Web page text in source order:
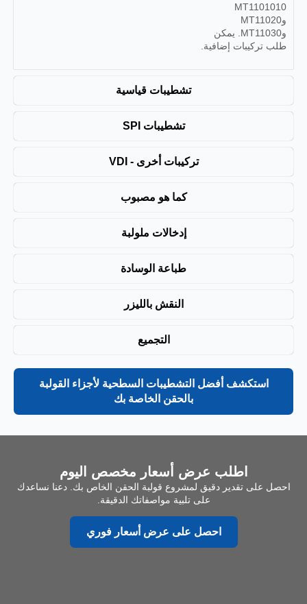
تشطيبات قياسية
تشطيبات SPI
تركيبات أخرى - VDI
كما هو مصبوب
إدخالات ملولبة
طباعة الوسادة
النقش بالليزر
التجميع
MT1101010
وMT11020
وMT11030. يمكن
طلب تركيبات إضافية.
استكشف أفضل التشطيبات السطحية لأجزاء القولبة
بالحقن الخاصة بك
اطلب عرض أسعار مخصص اليوم
احصل على تقدير دقيق لمشروع قولبة الحقن الخاص بك. دعنا نساعدك
على تلبية مواصفاتك الدقيقة.
احصل على عرض أسعار فوري